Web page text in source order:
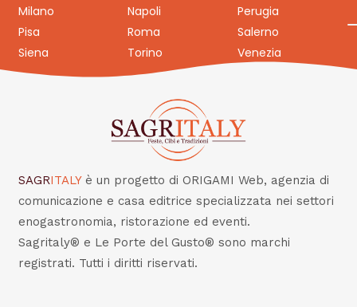
Milano
Napoli
Perugia
Pisa
Roma
Salerno
Siena
Torino Venezia
SAGRITALY è un progetto di ORIGAMI Web, agenzia di
comunicazione e casa editrice specializzata nei settori
enogastronomia, ristorazione ed eventi.
Sagritaly® e Le Porte del Gusto® sono marchi
registrati. Tutti i diritti riservati.